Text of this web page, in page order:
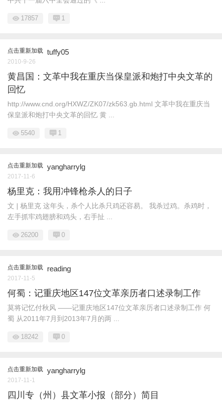
17857 1
点击重新加载 tuffy05
2010-9-26
黄昌国：文革中我在重庆当保皇派和炮打中央文革的
回忆
http://www.cnd.org/HXWZ/ZK07/zk563.gb.html 文革中我在重庆当
保皇派和炮打中央文革的回忆 黄 ...
5540 1
点击重新加载 yangharrylg
2017-11-6
杨里克：我用冲锋枪杀人的日子
文 | 杨里克 这年头，杀个人比杀只鸡还容易。 我杀过鸡。杀鸡时，
左手抓牢鸡翅膀和鸡头，右手扯 ...
26200 0
点击重新加载 reading
2017-11-5
何蜀：记重庆地区147位文革亲历者口述录制工作
莫将记忆付秋风 ——记重庆地区147位文革亲历者口述录制工作 何
蜀 从2011年7月到2013年7月的两 ...
18242 0
点击重新加载 yangharrylg
2017-11-1
四川专（州）县文革小报（部分）简目